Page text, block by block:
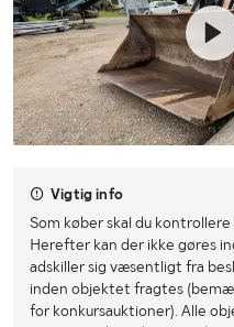
Vigtig info
Som køber skal du
Herefter kan der ikke gøres
adskiller sig væsentligt fra
inden objektet fragtes
for konkursauktioner). Alle